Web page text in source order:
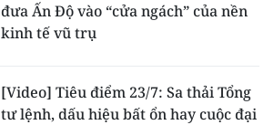
đưa Ấn Độ vào “cửa ngách” của nền
kinh tế vũ trụ
[Video] Tiêu điểm 23/7: Sa thải Tổng
tư lệnh, dấu hiệu bất ổn hay cuộc đại